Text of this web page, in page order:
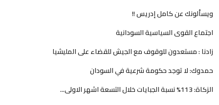
ويسألونك عن كامل إدريس !!
اجتماع القوى السياسية السودانية
زادنا : مستعدون للوقوف مع الجيش للقضاء على المليشيا
حمدوك: لا توجد حكومة شرعية في السودان
الزكاة: 113% نسبة الجبايات خلال التسعة اشهر الاولى...